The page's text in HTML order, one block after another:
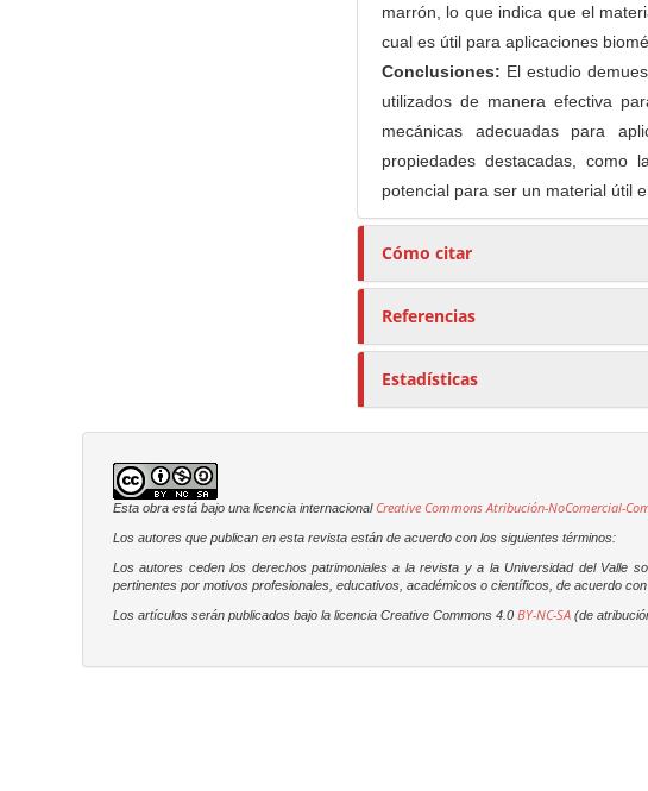
marrón, lo que indica que el
cual es útil para aplicaciones
Conclusiones: El estudio
utilizados de manera efectiva
mecánicas adecuadas para
propiedades destacadas, como
potencial para ser un material útil
Cómo citar
Referencias
Estadísticas
Esta obra está bajo una licencia internacional Creative Commons Atribución-NoComercial-
Los autores que publican en esta revista están de acuerdo con los siguientes términos:
Los autores ceden los derechos patrimoniales a la revista y a la Universidad del Valle
pertinentes por motivos profesionales, educativos, académicos o científicos, de acuerdo
Los artículos serán publicados bajo la licencia Creative Commons 4.0BY-NC-SA(de